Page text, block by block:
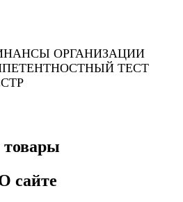
ОРГАНИЗАЦИИ
ТЕСТ
сайте